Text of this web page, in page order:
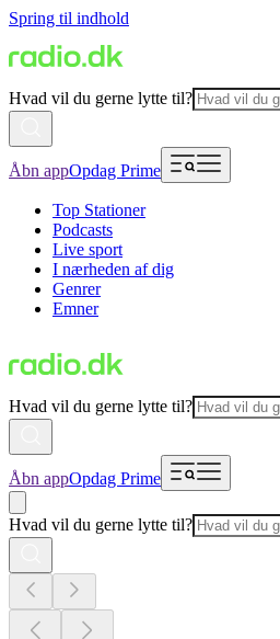
Spring til indhold
Hvad vil du gerne lytte til?
Åbn appOpdag Prime
Top Stationer
Podcasts
Live sport
I nærheden af dig
Genrer
Emner
Hvad vil du gerne lytte til?
Åbn appOpdag Prime
Hvad vil du gerne lytte til?